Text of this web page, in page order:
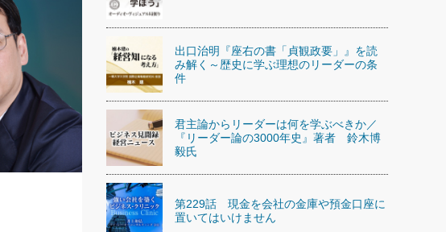
ころ・ツッコミどこ
につながる！ワンランク上の手紙・メール術(100)
に学ぶ二世教育(100)
“全員営業”(30)
ネジメント(5)
米国スポーツ・ビジネスに学ぶ心理学(98)
高橋一喜の『これぞ！"本物の温泉"』(157)
出口治明『座右の書「貞観政要」』を読
み解く～歴史に学ぶ理想のリーダーの条
件
君主論からリーダーは何を学ぶべきか／
『リーダー論の3000年史』著者 鈴木博
毅氏
第229話 現金を会社の金庫や預金口座に
置いてはいけません